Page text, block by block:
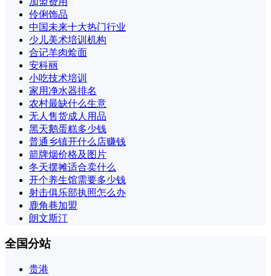
伶俐饰品
中国未来十大热门行业
少儿美术培训机构
合记羊肉烩面
安科丽
小吃技术培训
家用净水器排名
农村最缺什么生意
无人售货成人用品
黑天鹅蛋糕多少钱
普通乡镇开什么店赚钱
箭牌烟价格及图片
冬天摆摊适合卖什么
开个养生馆需要多少钱
射击俱乐部执照怎么办
鹿角巷加盟
朗文斯汀
全国分站
贵港